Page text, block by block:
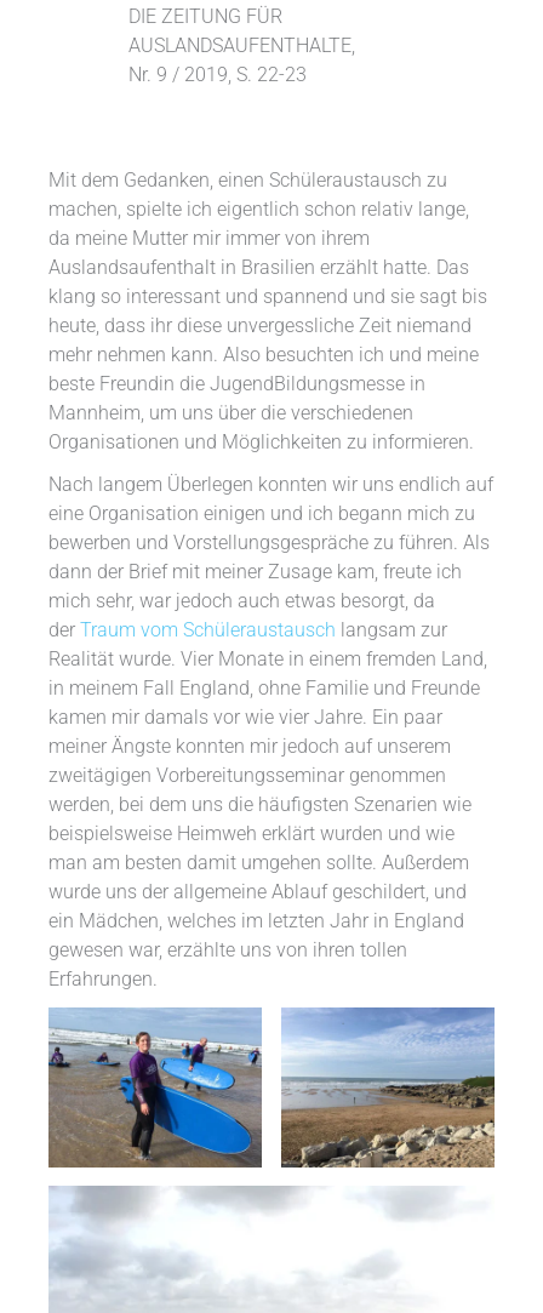
DIE ZEITUNG FÜR
AUSLANDSAUFENTHALTE,
Nr. 9 / 2019, S. 22-23
Mit dem Gedanken, einen Schüleraustausch zu
machen, spielte ich eigentlich schon relativ lange,
da meine Mutter mir immer von ihrem
Auslandsaufenthalt in Brasilien erzählt hatte. Das
klang so interessant und spannend und sie sagt bis
heute, dass ihr diese unvergessliche Zeit niemand
mehr nehmen kann. Also besuchten ich und meine
beste Freundin die JugendBildungsmesse in
Mannheim, um uns über die verschiedenen
Organisationen und Möglichkeiten zu informieren.
Nach langem Überlegen konnten wir uns endlich auf
eine Organisation einigen und ich begann mich zu
bewerben und Vorstellungsgespräche zu führen. Als
dann der Brief mit meiner Zusage kam, freute ich
mich sehr, war jedoch auch etwas besorgt, da
derTraum vom Schüleraustausch langsam zur
Realität wurde. Vier Monate in einem fremden Land,
in meinem Fall England, ohne Familie und Freunde
kamen mir damals vor wie vier Jahre. Ein paar
meiner Ängste konnten mir jedoch auf unserem
zweitägigen Vorbereitungsseminar genommen
werden, bei dem uns die häufigsten Szenarien wie
beispielsweise Heimweh erklärt wurden und wie
man am besten damit umgehen sollte. Außerdem
wurde uns der allgemeine Ablauf geschildert, und
ein Mädchen, welches im letzten Jahr in England
gewesen war, erzählte uns von ihren tollen
Erfahrungen.